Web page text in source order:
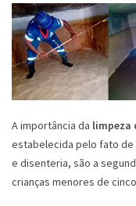
A importância da limpeza
estabelecida pelo fato de
e disenteria, são a
crianças menores de